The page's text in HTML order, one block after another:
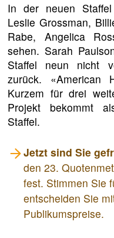
In der neuen
Leslie Grossman,
Rabe, Angelica
sehen. Sarah
Staffel neun nicht
zurück. «American
Kurzem für drei
Projekt bekommt
Staffel.
Jetzt sind Sie
den 23.
fest. Stimmen Sie
entscheiden Sie
Publikumspreise.